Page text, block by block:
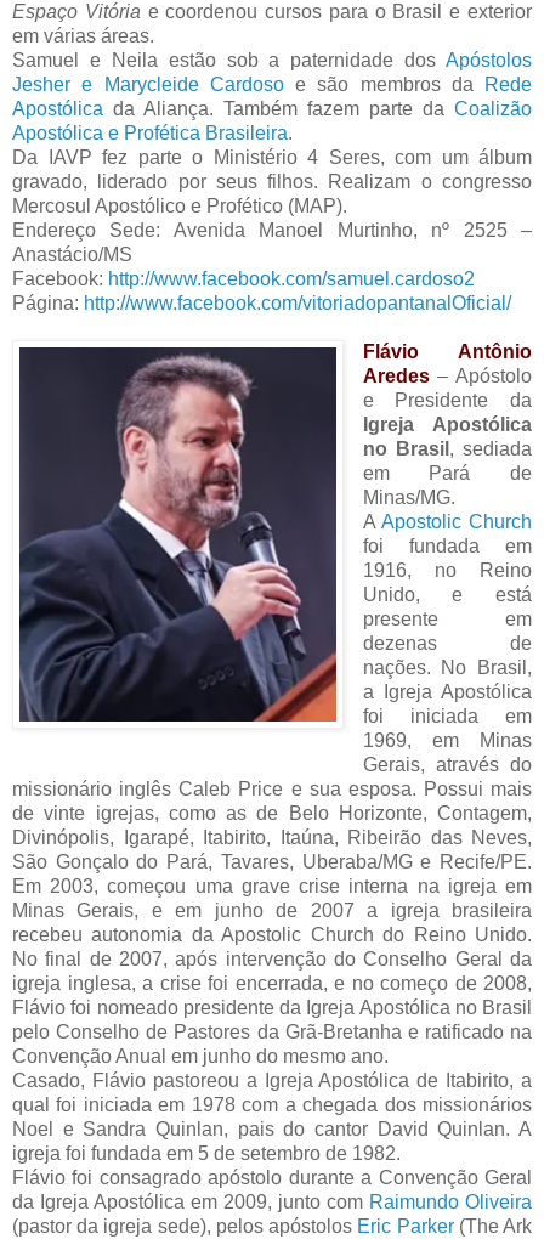
Espaço Vitóriae coordenou cursos para o Brasil e exterior
em várias áreas.
Samuel e Neila estão sob a paternidade dos Apóstolos
Jesher e Marycleide Cardosoe são membros da
Rede
Apostólica da Aliança. Também fazem parte da Coalizão
Apostólica e Profética Brasileira.
Da IAVP fez parte o Ministério 4 Seres, com um álbum
gravado, liderado por seus filhos. Realizam o congresso
Mercosul Apostólico e Profético (MAP).
Endereço Sede: Avenida Manoel Murtinho, nº 2525 –
Anastácio/MS
Facebook: http://www.facebook.com/samuel.cardoso2
Página: http://www.facebook.com/vitoriadopantanalOficial/
Flávio Antônio
Aredes– Apóstolo
e Presidente da
Igreja Apostólica
no Brasil , sediada
em Pará de
Minas/MG.
A Apostolic Church
foi fundada em
1916, no Reino
Unido, e está
presente em
dezenas de
nações. No Brasil,
a Igreja Apostólica
foi iniciada em
1969, em Minas
Gerais, através do
missionário inglês Caleb Price e sua esposa. Possui mais
de vinte igrejas, como as de Belo Horizonte, Contagem,
Divinópolis, Igarapé, Itabirito, Itaúna, Ribeirão das Neves,
São Gonçalo do Pará, Tavares, Uberaba/MG e Recife/PE.
Em 2003, começou uma grave crise interna na igreja em
Minas Gerais, e em junho de 2007 a igreja brasileira
recebeu autonomia da Apostolic Church do Reino Unido.
No final de 2007, após intervenção do Conselho Geral da
igreja inglesa, a crise foi encerrada, e no começo de 2008,
Flávio foi nomeado presidente da Igreja Apostólica no Brasil
pelo Conselho de Pastores da Grã-Bretanha e ratificado na
Convenção Anual em junho do mesmo ano.
Casado, Flávio pastoreou a Igreja Apostólica de Itabirito, a
qual foi iniciada em 1978 com a chegada dos missionários
Noel e Sandra Quinlan, pais do cantor David Quinlan. A
igreja foi fundada em 5 de setembro de 1982.
Flávio foi consagrado apóstolo durante a Convenção Geral
da Igreja Apostólica em 2009, junto com Raimundo Oliveira
(pastor da igreja sede), pelos apóstolos Eric Parker(The Ark